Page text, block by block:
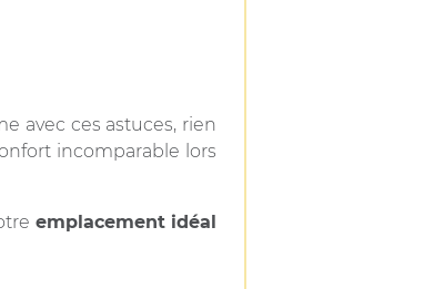
avec ces astuces, rien
incomparable lors
emplacement idéal